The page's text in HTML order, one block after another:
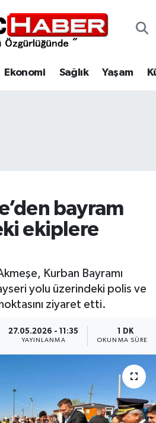
Ekonomi Sağlık Yaşam
bayram
ekiplere
Kurban Bayramı
yolu üzerindeki polis ve
ziyaret etti.
27.05.2026 - 11:35
YAYINLANMA
1 DK
OKUNMA SÜRESI